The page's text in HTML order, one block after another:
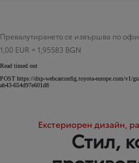
Превалутирането се извършва по
1,00 EUR = 1,95583 BGN
Read timed out
POST https://dxp-webcarconfig.toyota-europe.com/v1/
ab43-654d97e601d8
Екстериорен дизайн,
Стил,